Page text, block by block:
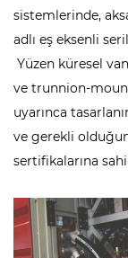
sistemlerinde,
adlı eş eksenli
Yüzen küresel
ve trunnion-
uyarınca
ve gerekli
sertifikalarına